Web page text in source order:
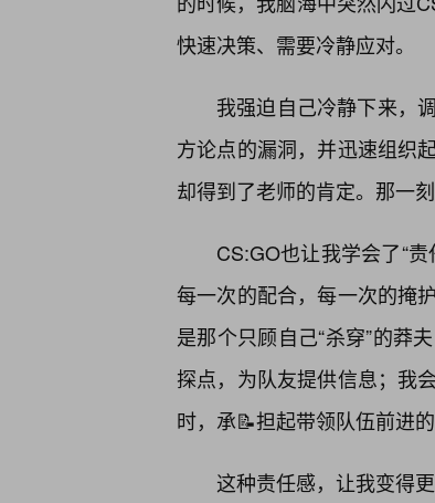
快速决策、需要冷静应对。
我强迫自己冷静下来，
方论点的漏洞，并迅速组织
却得到了老师的肯定。那一
CS:GO也让我学会了“
每一次的配合，每一次的掩
是那个只顾自己“杀穿”的莽
探点，为队友提供信息；我
时，承📝担起带领队伍前进的
这种责任感，让我变得